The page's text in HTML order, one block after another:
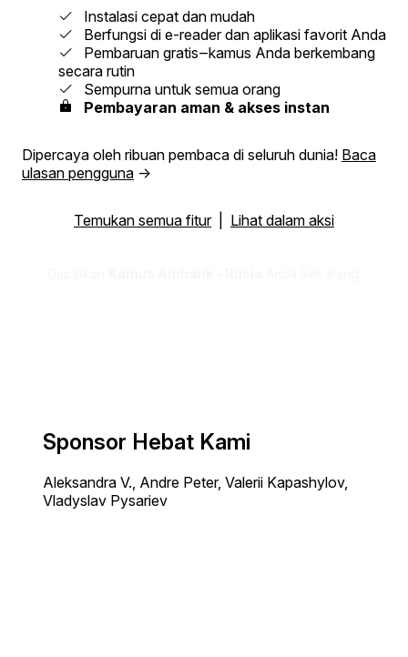
Instalasi cepat dan mudah
Berfungsi di e-reader dan aplikasi favorit Anda
Pembaruan gratis‒kamus Anda berkembang
secara rutin
Sempurna untuk semua orang
Pembayaran aman & akses instan
Dipercaya oleh ribuan pembaca di seluruh dunia! Baca
ulasan pengguna →
Temukan semua fitur| Lihat dalam aksi
Sponsor Hebat Kami
Aleksandra V., Andre Peter, Valerii Kapashylov,
Vladyslav Pysariev